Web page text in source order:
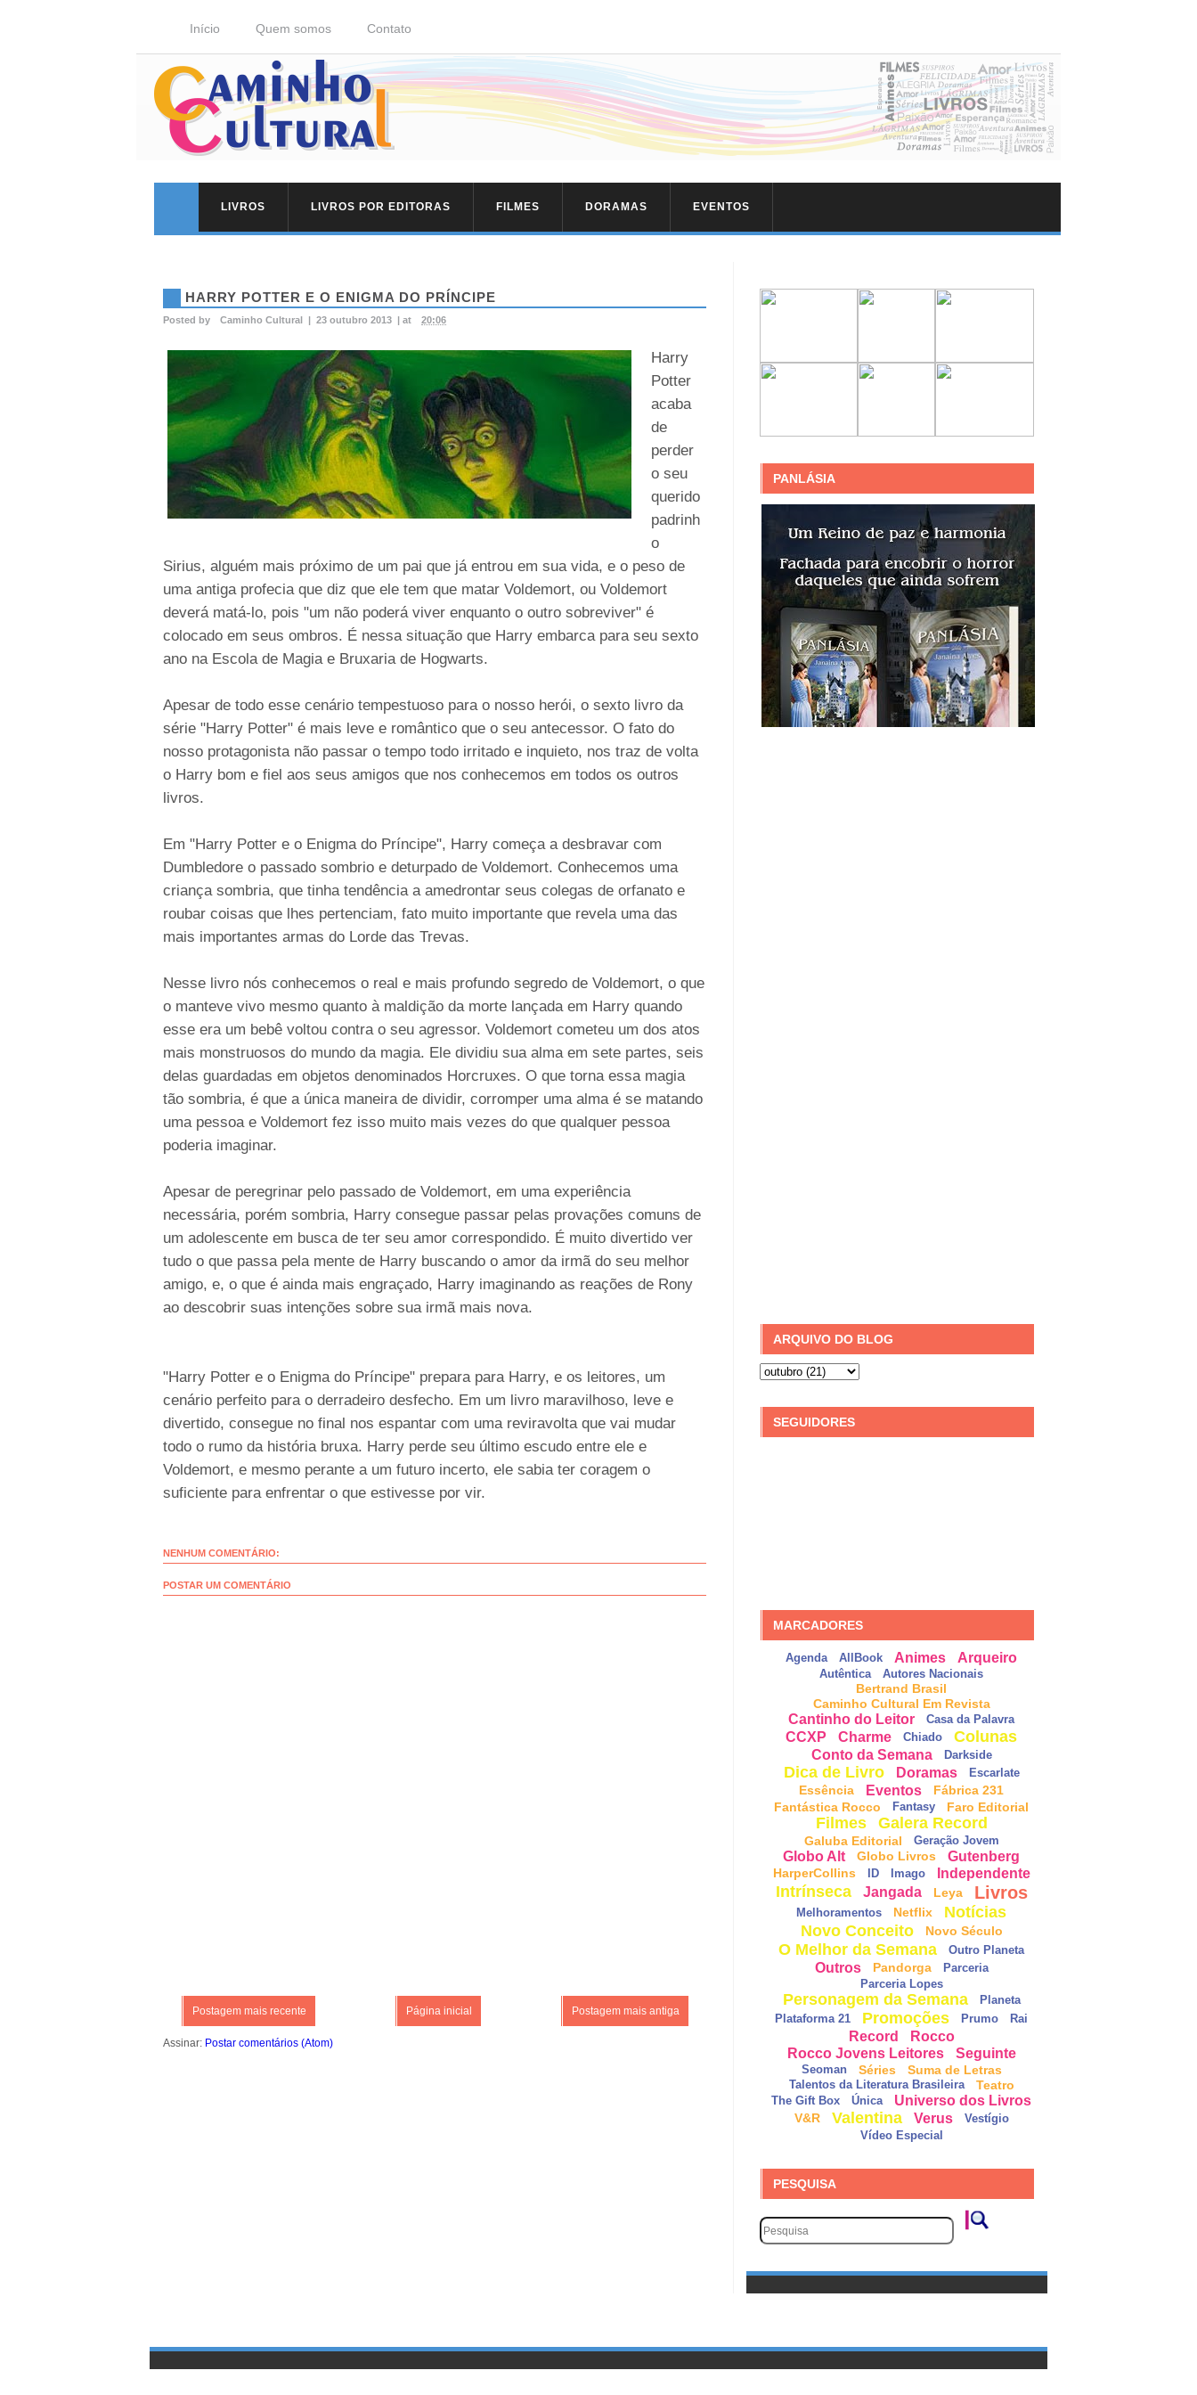
Início Quem somos Contato
LIVROS LIVROS POR EDITORAS FILMES DORAMAS EVENTOS
HARRY POTTER E O ENIGMA DO PRÍNCIPE
Posted by Caminho Cultural | 23 outubro 2013 | at 20:06
Harry
Potter
acaba
de
perder
o seu
querido
padrinh
o
Sirius, alguém mais próximo de um pai que já entrou em sua vida, e o peso de
uma antiga profecia que diz que ele tem que matar Voldemort, ou Voldemort
deverá matá-lo, pois "um não poderá viver enquanto o outro sobreviver" é
colocado em seus ombros. É nessa situação que Harry embarca para seu sexto
ano na Escola de Magia e Bruxaria de Hogwarts.
Apesar de todo esse cenário tempestuoso para o nosso herói, o sexto livro da
série "Harry Potter" é mais leve e romântico que o seu antecessor. O fato do
nosso protagonista não passar o tempo todo irritado e inquieto, nos traz de volta
o Harry bom e fiel aos seus amigos que nos conhecemos em todos os outros
livros.
Em "Harry Potter e o Enigma do Príncipe", Harry começa a desbravar com
Dumbledore o passado sombrio e deturpado de Voldemort. Conhecemos uma
criança sombria, que tinha tendência a amedrontar seus colegas de orfanato e
roubar coisas que lhes pertenciam, fato muito importante que revela uma das
mais importantes armas do Lorde das Trevas.
Nesse livro nós conhecemos o real e mais profundo segredo de Voldemort, o que
o manteve vivo mesmo quanto à maldição da morte lançada em Harry quando
esse era um bebê voltou contra o seu agressor. Voldemort cometeu um dos atos
mais monstruosos do mundo da magia. Ele dividiu sua alma em sete partes, seis
delas guardadas em objetos denominados Horcruxes. O que torna essa magia
tão sombria, é que a única maneira de dividir, corromper uma alma é se matando
uma pessoa e Voldemort fez isso muito mais vezes do que qualquer pessoa
poderia imaginar.
Apesar de peregrinar pelo passado de Voldemort, em uma experiência
necessária, porém sombria, Harry consegue passar pelas provações comuns de
um adolescente em busca de ter seu amor correspondido. É muito divertido ver
tudo o que passa pela mente de Harry buscando o amor da irmã do seu melhor
amigo, e, o que é ainda mais engraçado, Harry imaginando as reações de Rony
ao descobrir suas intenções sobre sua irmã mais nova.
"Harry Potter e o Enigma do Príncipe" prepara para Harry, e os leitores, um
cenário perfeito para o derradeiro desfecho. Em um livro maravilhoso, leve e
divertido, consegue no final nos espantar com uma reviravolta que vai mudar
todo o rumo da história bruxa. Harry perde seu último escudo entre ele e
Voldemort, e mesmo perante a um futuro incerto, ele sabia ter coragem o
suficiente para enfrentar o que estivesse por vir.
NENHUM COMENTÁRIO:
POSTAR UM COMENTÁRIO
Postagem mais recente Postagem mais antiga
Página inicial
Assinar: Postar comentários (Atom)
PANLÁSIA
ARQUIVO DO BLOG
SEGUIDORES
MARCADORES
Agenda AllBook Animes Arqueiro
Autêntica Autores Nacionais
Bertrand Brasil
Caminho Cultural Em Revista
Cantinho do Leitor Casa da Palavra
CCXP Charme Chiado Colunas
Conto da Semana Darkside
Dica de Livro Doramas Escarlate
Essência Eventos
Fábrica 231
Fantástica Rocco
Fantasy Faro Editorial
Filmes Galera Record
Galuba Editorial Geração Jovem
Globo Alt Globo Livros Gutenberg
HarperCollins ID Imago Independente
Intrínseca Jangada Leya Livros
Melhoramentos Netflix
Notícias
Novo Conceito
Novo Século
O Melhor da Semana Outro Planeta
Outros Pandorga
Parceria
Parceria Lopes
Personagem da Semana
Planeta
Plataforma 21
Promoções Prumo Rai
Record
Rocco
Rocco Jovens Leitores
Seguinte
Seoman Séries Suma de Letras
Talentos da Literatura Brasileira Teatro
The Gift Box Única Universo dos Livros
V&R Valentina Verus
Vestígio
Vídeo Especial
PESQUISA